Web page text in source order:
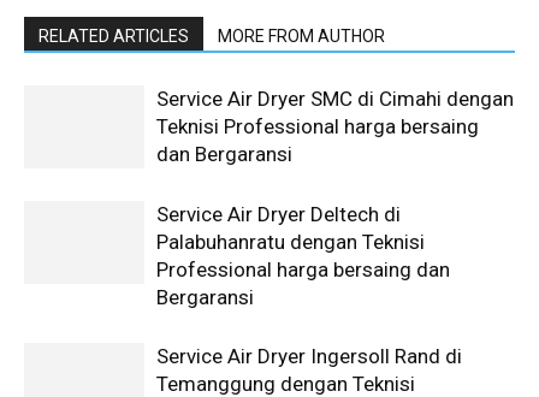
RELATED ARTICLES MORE FROM AUTHOR
Service Air Dryer SMC di Cimahi dengan
Teknisi Professional harga bersaing
dan Bergaransi
Service Air Dryer Deltech di
Palabuhanratu dengan Teknisi
Professional harga bersaing dan
Bergaransi
Service Air Dryer Ingersoll Rand di
Temanggung dengan Teknisi